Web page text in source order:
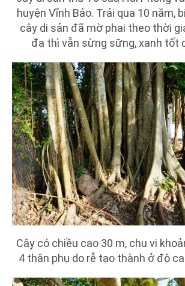
huyện Vĩnh Bảo. Trải qua 10 năm,
cây di sản đã mờ phai theo thời
đa thì vẫn sừng sững, xanh tốt
Cây có chiều cao 30 m, chu vi
4 thân phụ do rễ tạo thành ở độ